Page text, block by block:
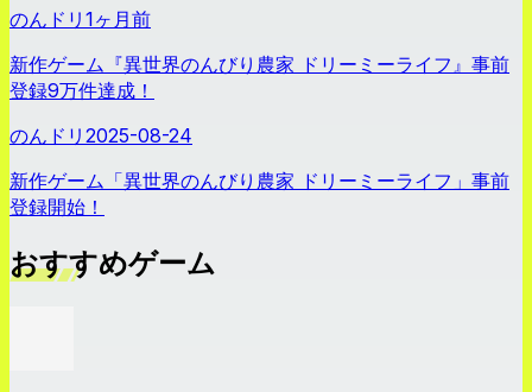
のんドリ 1ヶ月前
新作ゲーム『異世界のんびり農家 ドリーミーライフ』事前
登録9万件達成！
のんドリ 2025-08-24
新作ゲーム「異世界のんびり農家 ドリーミーライフ」事前
登録開始！
おすすめゲーム